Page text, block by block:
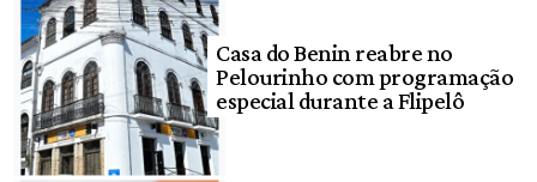
Casa do Benin reabre no
Pelourinho com programação
especial durante a Flipelô